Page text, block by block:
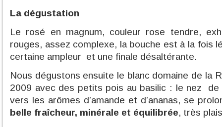
La dégustation
Le rosé en magnum, couleur rose tendre,
rouges, assez complexe, la bouche est à la fois
certaine ampleur et une finale désaltérante.
Nous dégustons ensuite le blanc domaine de la
2009 avec des petits pois au basilic : le nez de
vers les arômes d’amande et d’ananas, se
belle fraîcheur, minérale et équilibrée, très